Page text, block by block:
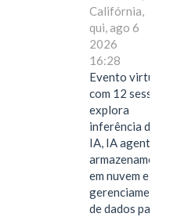
Califórnia,
qui, ago 6
2026
16:28
Evento virtual
com 12 sessões
explora
inferência de
IA, IA agentiva,
armazenamento
em nuvem e
gerenciamento
de dados para